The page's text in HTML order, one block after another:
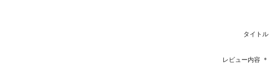
タイトル
レビュー内容 ＊